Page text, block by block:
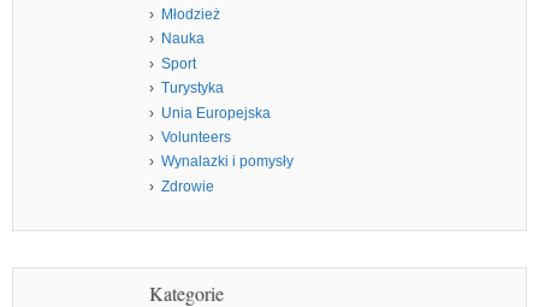
Młodzież
Nauka
Sport
Turystyka
Unia Europejska
Volunteers
Wynalazki i pomysły
Zdrowie
Kategorie